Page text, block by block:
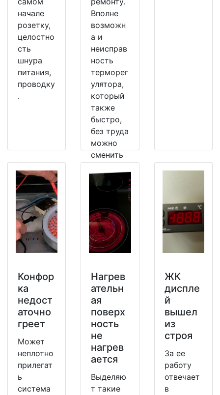
начале
розетку,
целостно
сть
шнура
питания,
проводку
.
Вполне
возможн
а и
неисправ
ность
терморег
улятора,
который
также
быстро,
без труда
можно
сменить
рабочий.
Конфор
ка
недост
аточно
греет
Может
неплотно
прилегат
ь
система
Нагрев
ательн
ая
поверх
ность
не
нагрев
ается
Выделяю
т такие
ЖК
диспле
й
вышел
из
строя
За ее
работу
отвечает
в